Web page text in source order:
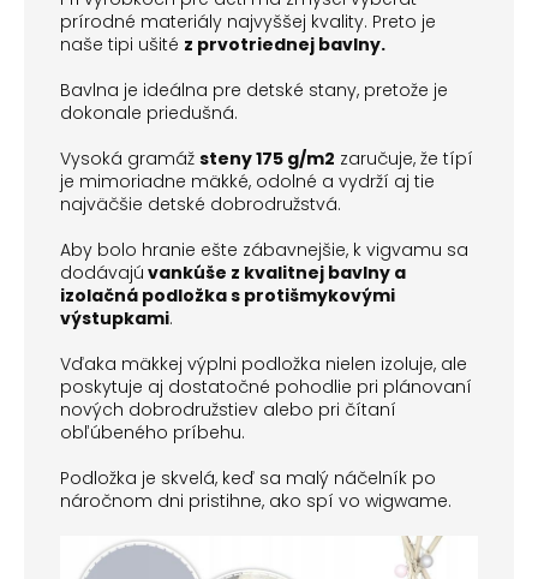
prírodné materiály najvyššej kvality. Preto je
naše tipi ušité z prvotriednej bavlny.
Bavlna je ideálna pre detské stany, pretože je
dokonale priedušná.
Vysoká gramáž steny 175 g/m2 zaručuje, že típí
je mimoriadne mäkké, odolné a vydrží aj tie
najväčšie detské dobrodružstvá.
Aby bolo hranie ešte zábavnejšie, k vigvamu sa
dodávajú vankúše z kvalitnej bavlny a
izolačná podložka s protišmykovými
výstupkami.
Vďaka mäkkej výplni podložka nielen izoluje, ale
poskytuje aj dostatočné pohodlie pri plánovaní
nových dobrodružstiev alebo pri čítaní
obľúbeného príbehu.
Podložka je skvelá, keď sa malý náčelník po
náročnom dni pristihne, ako spí vo wigwame.